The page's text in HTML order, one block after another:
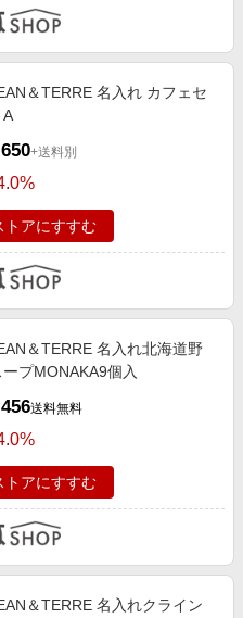
＆TERRE 名入れ カフェセ
A
+送料別
トアにすすむ
＆TERRE 名入れ北海道野
プMONAKA9個入
送料無料
トアにすすむ
＆TERRE 名入れクライン